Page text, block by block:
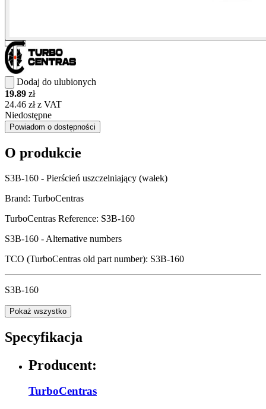
Dodaj do ulubionych
19.89 zł
24.46 zł z VAT
Niedostępne
Powiadom o dostępności
O produkcie
S3B-160 - Pierścień uszczelniający (wałek)
Brand: TurboCentras
TurboCentras Reference: S3B-160
S3B-160 - Alternative numbers
TCO (TurboCentras old part number): S3B-160
S3B-160
Pokaż wszystko
Specyfikacja
Producent:
TurboCentras